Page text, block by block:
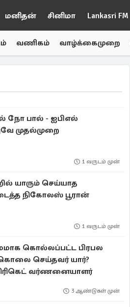
மனிதன் சினிமா Lankasri FM
வணிகம் வாழ்க்கைமுறை
நோ பால் - ஐபிஎல்
முதல்முறை
1 வருடம் முன்
யாரும் செய்யாத
நிகோலஸ் பூரான்
1 வருடம் முன்
கொல்லப்பட்ட பிரபல
கொலை செய்தவர் யார்?
வர்ணனையாளர்
3 ஆண்டுகள் முன்